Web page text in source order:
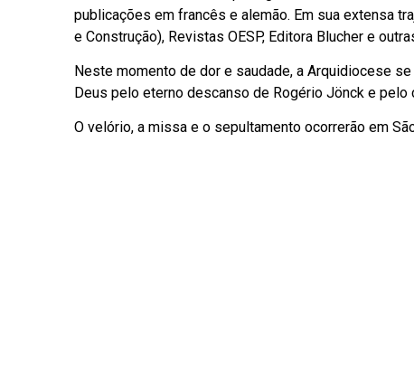
publicações em francês e alemão. Em sua extensa
e Construção), Revistas OESP, Editora Blucher e
Neste momento de dor e saudade, a Arquidiocese
Deus pelo eterno descanso de Rogério Jönck e
O velório, a missa e o sepultamento ocorrerão em